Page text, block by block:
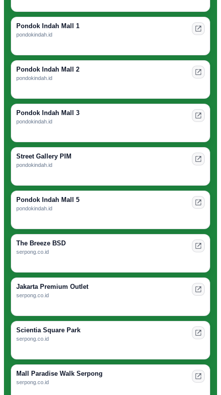
Pondok Indah Mall 1
pondokindah.id
Pondok Indah Mall 2
pondokindah.id
Pondok Indah Mall 3
pondokindah.id
Street Gallery PIM
pondokindah.id
Pondok Indah Mall 5
pondokindah.id
The Breeze BSD
serpong.co.id
Jakarta Premium Outlet
serpong.co.id
Scientia Square Park
serpong.co.id
Mall Paradise Walk Serpong
serpong.co.id